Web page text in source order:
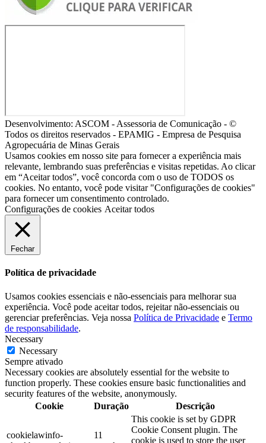
Desenvolvimento: ASCOM - Assessoria de Comunicação - ©
Todos os direitos reservados - EPAMIG - Empresa de Pesquisa
Agropecuária de Minas Gerais
Usamos cookies em nosso site para fornecer a experiência mais
relevante, lembrando suas preferências e visitas repetidas. Ao clicar
em “Aceitar todos”, você concorda com o uso de TODOS os
cookies. No entanto, você pode visitar "Configurações de cookies"
para fornecer um consentimento controlado.
Configurações de cookies Aceitar todos
Fechar
Política de privacidade
Usamos cookies essenciais e não-essenciais para melhorar sua
experiência. Você pode aceitar todos, rejeitar não-essenciais ou
gerenciar preferências. Veja nossa Política de Privacidade e Termo
de responsabilidade.
Necessary
Necessary
Sempre ativado
Necessary cookies are absolutely essential for the website to
function properly. These cookies ensure basic functionalities and
security features of the website, anonymously.
Cookie
Duração Descrição
cookielawinfo-
11
This cookie is set by GDPR
Cookie Consent plugin. The
cookie is used to store the user